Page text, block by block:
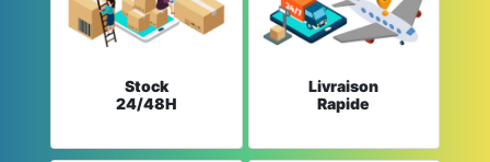
Stock
24/48H
Livraison
Rapide